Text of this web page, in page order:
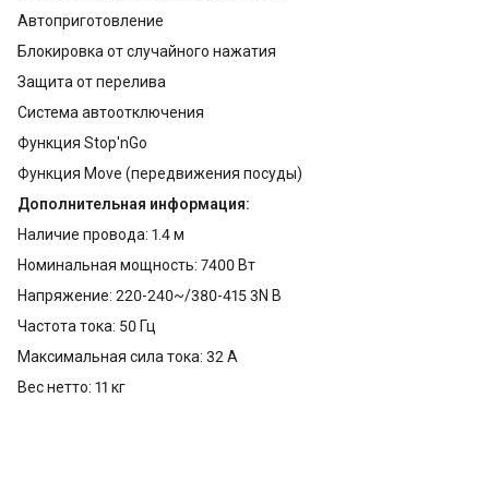
Автоприготовление
Блокировка от случайного нажатия
Защита от перелива
Система автоотключения
Функция Stop'nGo
Функция Move (передвижения посуды)
Дополнительная информация:
Наличие провода: 1.4 м
Номинальная мощность: 7400 Вт
Напряжение: 220-240~/380-415 3N В
Частота тока: 50 Гц
Максимальная сила тока: 32 А
Вес нетто: 11 кг